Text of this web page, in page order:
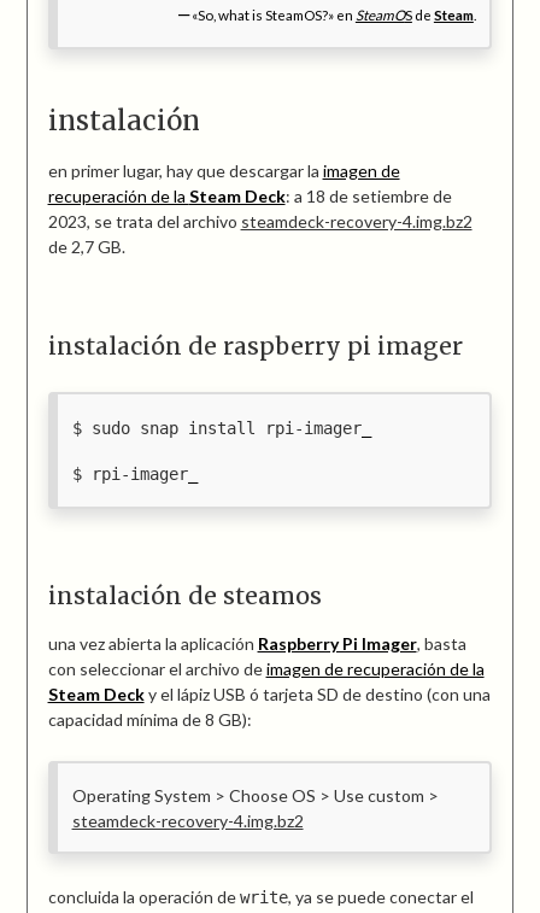
«So, what is SteamOS?» en SteamOSde Steam.
instalación
en primer lugar, hay que descargar la imagen de
recuperación de la Steam Deck: a 18 de setiembre de
2023, se trata del archivo steamdeck-recovery-4.img.bz2
de 2,7 GB.
instalación de raspberry pi imager
sudo snap install rpi-imager
rpi-imager
instalación de steamos
una vez abierta la aplicación Raspberry Pi Imager, basta
con seleccionar el archivo deimagen de recuperación de la
Steam Decky el lápiz USB ó tarjeta SD de destino (con una
capacidad mínima de 8 GB):
Operating System > Choose OS > Use custom >
steamdeck-recovery-4.img.bz2
concluida la operación dewrite, ya se puede conectar el